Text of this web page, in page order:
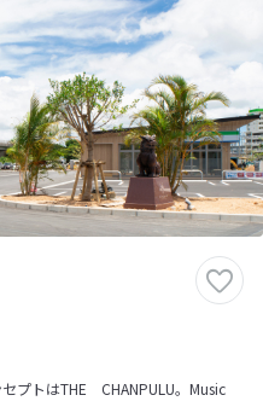
プトはTHE CHANPULU。Music